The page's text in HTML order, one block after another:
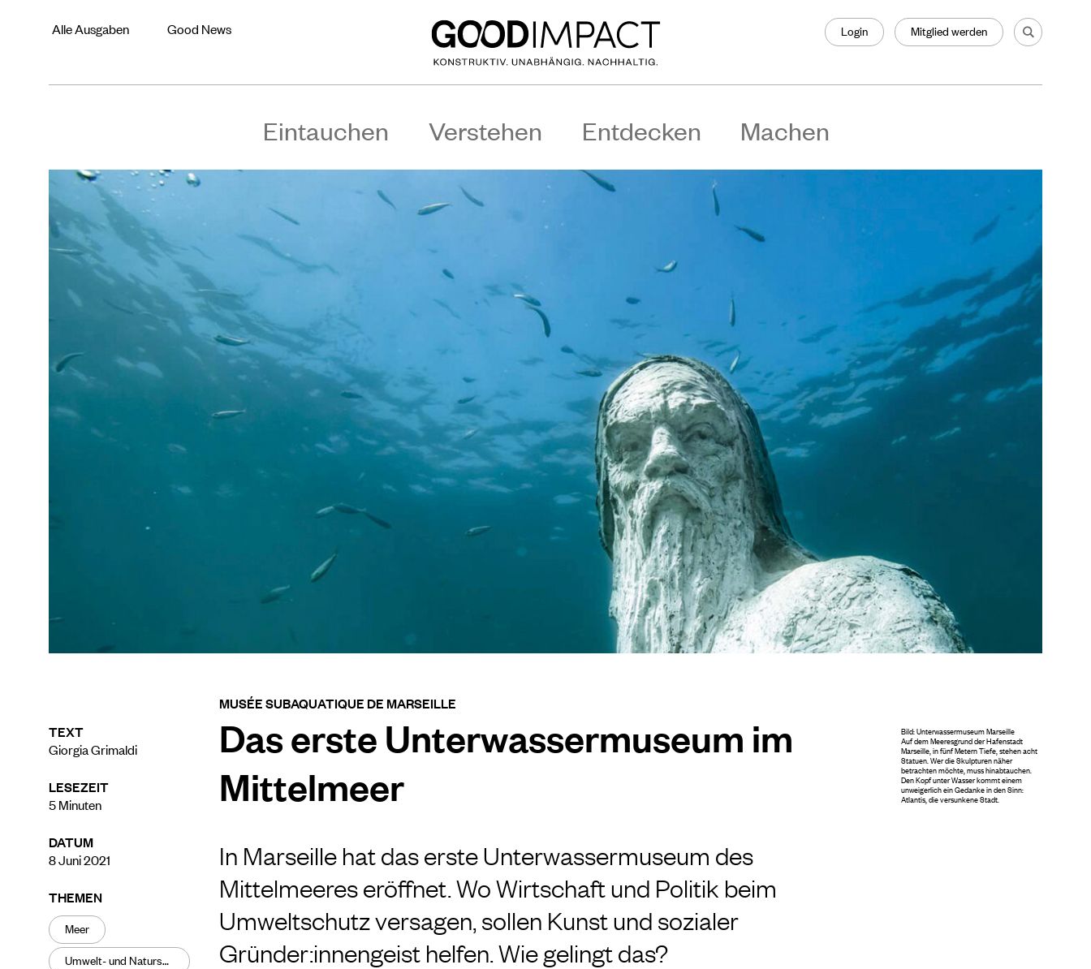
Alle Ausgaben Good News Login Mitglied werden
Eintauchen Verstehen Entdecken Machen
TEXT
Giorgia Grimaldi
LESEZEIT
5Minuten
DATUM
8 Juni 2021
THEMEN
Meer
Umwelt- und Naturschutz
MUSÉE SUBAQUATIQUE DE MARSEILLE
Das erste Unterwassermuseum im
Mittelmeer
In Marseille hat das erste Unterwassermuseum des
Mittelmeeres eröffnet. Wo Wirtschaft und Politik beim
Umweltschutz versagen, sollen Kunst und sozialer
Gründer:innengeist helfen. Wie gelingt das?
Bild: Unterwassermuseum Marseille
Auf dem Meeresgrund der Hafenstadt
Marseille, in fünf Metern Tiefe, stehen acht
Statuen. Wer die Skulpturen näher
betrachten möchte, muss hinabtauchen.
Den Kopf unter Wasser kommt einem
unweigerlich ein Gedanke in den Sinn:
Atlantis, die versunkene Stadt.